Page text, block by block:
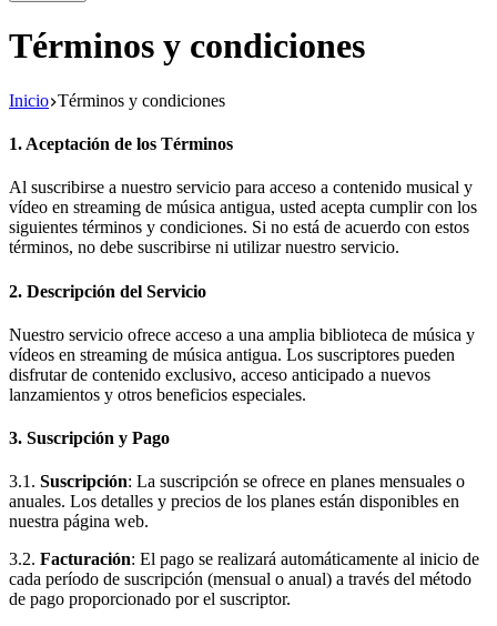
Términos y condiciones
Inicio Términos y condiciones
1. Aceptación de los Términos
Al suscribirse a nuestro servicio para acceso a contenido musical y
vídeo en streaming de música antigua, usted acepta cumplir con los
siguientes términos y condiciones. Si no está de acuerdo con estos
términos, no debe suscribirse ni utilizar nuestro servicio.
2. Descripción del Servicio
Nuestro servicio ofrece acceso a una amplia biblioteca de música y
vídeos en streaming de música antigua. Los suscriptores pueden
disfrutar de contenido exclusivo, acceso anticipado a nuevos
lanzamientos y otros beneficios especiales.
3. Suscripción y Pago
3.1. Suscripción: La suscripción se ofrece en planes mensuales o
anuales. Los detalles y precios de los planes están disponibles en
nuestra página web.
3.2. Facturación: El pago se realizará automáticamente al inicio de
cada período de suscripción (mensual o anual) a través del método
de pago proporcionado por el suscriptor.